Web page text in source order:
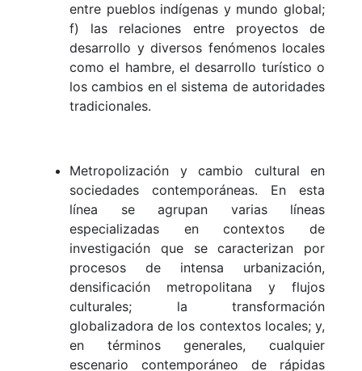
entre pueblos indígenas y mundo global;
f) las relaciones entre proyectos de
desarrollo y diversos fenómenos locales
como el hambre, el desarrollo turístico o
los cambios en el sistema de autoridades
tradicionales.
Metropolización y cambio cultural en
sociedades contemporáneas. En esta
línea se agrupan varias líneas
especializadas en contextos de
investigación que se caracterizan por
procesos de intensa urbanización,
densificación metropolitana y flujos
culturales; la transformación
globalizadora de los contextos locales; y,
en términos generales, cualquier
escenario contemporáneo de rápidas